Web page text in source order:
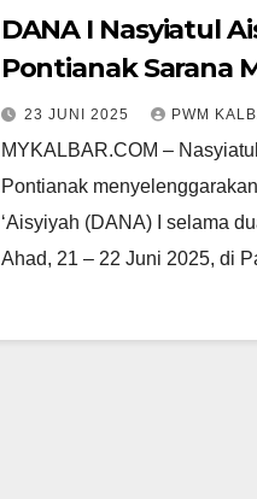
DANA I Nasyiatul
Pontianak Sarana
Kepribadian Kader
23 JUNI 2025 PWM
MYKALBAR.COM –
Pontianak
‘Aisyiyah (DANA) I selama
Ahad, 21 – 22 Juni 2025, di